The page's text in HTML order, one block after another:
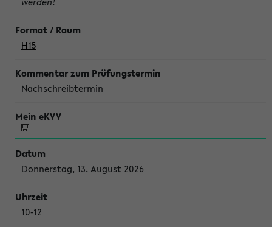
H15
Nachschreibtermin
Donnerstag, 13. August 2026
10-12